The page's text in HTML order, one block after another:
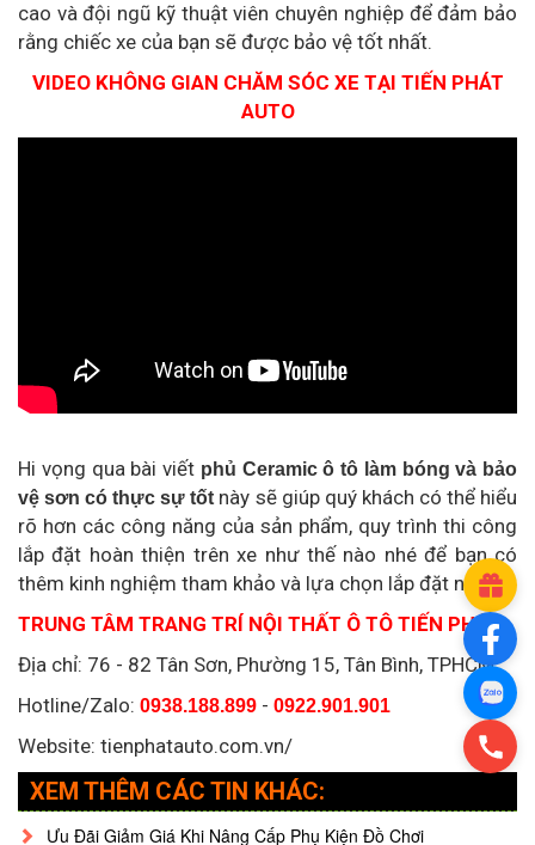
cao và đội ngũ kỹ thuật viên chuyên nghiệp để đảm bảo
rằng chiếc xe của bạn sẽ được bảo vệ tốt nhất.
VIDEO KHÔNG GIAN CHĂM SÓC XE TẠI TIẾN PHÁT
AUTO
Hi vọng qua bài viết phủ Ceramic ô tô làm bóng và bảo
vệ sơn có thực sự tốt này sẽ giúp quý khách có thể hiểu
rõ hơn các công năng của sản phẩm, quy trình thi công
lắp đặt hoàn thiện trên xe như thế nào nhé để bạn có
thêm kinh nghiệm tham khảo và lựa chọn lắp đặt nhé.
TRUNG TÂM TRANG TRÍ NỘI THẤT Ô TÔ TIẾN PHÁT
Địa chỉ: 76 - 82 Tân Sơn, Phường 15, Tân Bình, TPHCM
Hotline/Zalo: 0938.188.899 - 0922.901.901
Website: tienphatauto.com.vn/
XEM THÊM CÁC TIN KHÁC:
Ưu Đãi Giảm Giá Khi Nâng Cấp Phụ Kiện Đồ Chơi